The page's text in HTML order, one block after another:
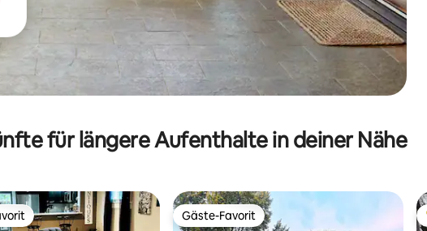
für längere Aufenthalte in deiner Nähe
Favorit. Gäste-Favorit
Gäste-Favorit